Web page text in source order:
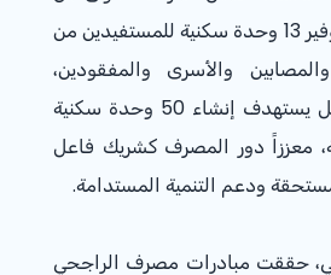
13 وحدة سكنية للمستفيدين من
صابين والأسرى والمفقودين،
يستهدف إنشاء 50 وحدة سكنية
معززاً دور المصرف كشريك فاعل
ودعم التنمية المستدامة.
حققت مبادرات مصرف الراجحي